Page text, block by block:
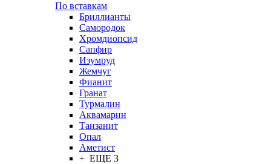
По вставкам
Бриллианты
Самородок
Хромдиопсид
Сапфир
Изумруд
Жемчуг
Фианит
Гранат
Турмалин
Аквамарин
Танзанит
Опал
Аметист
+ ЕЩЕ 3